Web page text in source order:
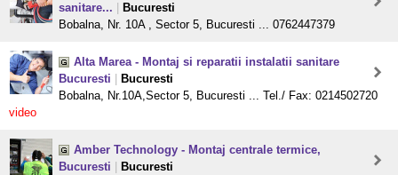
sanitare...
Bucuresti
Bobalna, Nr. 10A , Sector 5, Bucuresti ... 0762447379
Alta Marea - Montaj si reparatii instalatii sanitare
Bucuresti
Bucuresti
Bobalna, Nr.10A,Sector 5, Bucuresti ... Tel./ Fax: 0214502720
video
Amber Technology - Montaj centrale termice,
Bucuresti
Bucuresti